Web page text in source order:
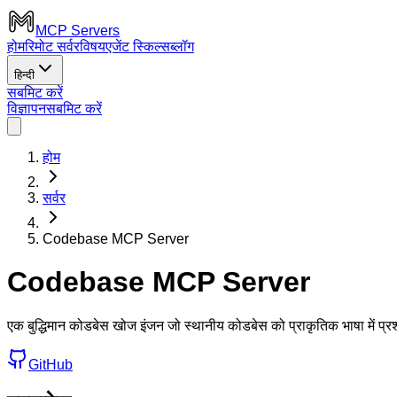
MCP Servers
होमरिमोट सर्वरविषयएजेंट स्किल्सब्लॉग
हिन्दी
सबमिट करें
विज्ञापनसबमिट करें
होम
सर्वर
Codebase MCP Server
Codebase MCP Server
एक बुद्धिमान कोडबेस खोज इंजन जो स्थानीय कोडबेस को प्राकृतिक भाषा में
GitHub